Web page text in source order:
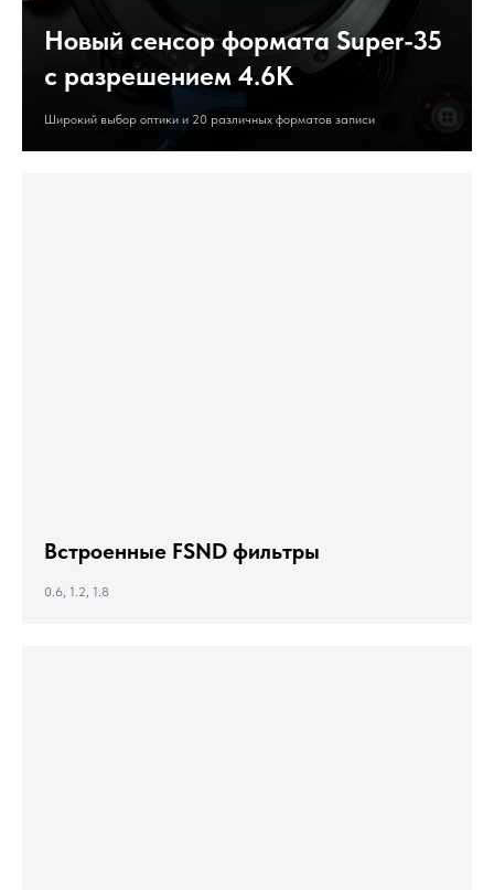
Новый сенсор формата Super-35
с разрешением 4.6K
Широкий выбор оптики и 20 различных форматов записи
Встроенные FSND фильтры
0.6, 1.2, 1.8